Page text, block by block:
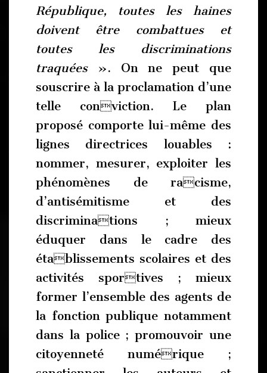
République, toutes les haines
doivent être combattues et
toutes les discriminations
traquées». On ne peut que
souscrire à la proclamation d’une
telle conviction. Le plan
proposé comporte lui-même des
lignes directrices louables :
nommer, mesurer, exploiter les
phénomènes de racisme,
d’antisémitisme et des
discriminations ; mieux
éduquer dans le cadre des
établissements scolaires et des
activités sportives ; mieux
former l’ensemble des agents de
la fonction publique notamment
dans la police ; promouvoir une
citoyenneté numérique ;